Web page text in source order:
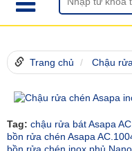
Trang chủ Chậu
Tag: chậu rửa bát Asapa
bồn rửa chén Asapa